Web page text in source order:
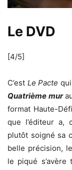
Le DVD
[4/5]
C’est Le Pacte
Quatrième mur
format Haute-
que l’éditeur a,
plutôt soigné sa
belle précision,
le piqué